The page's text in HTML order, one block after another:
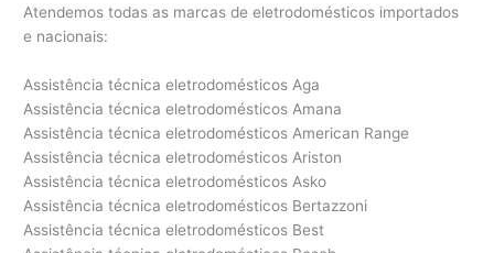
Atendemos todas as marcas de eletrodomésticos importados
e nacionais:
Assistência técnica eletrodomésticos Aga
Assistência técnica eletrodomésticos Amana
Assistência técnica eletrodomésticos American Range
Assistência técnica eletrodomésticos Ariston
Assistência técnica eletrodomésticos Asko
Assistência técnica eletrodomésticos Bertazzoni
Assistência técnica eletrodomésticos Best